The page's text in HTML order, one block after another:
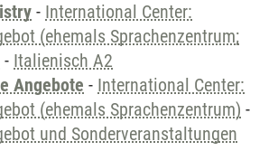
- International Center:
(ehemals Sprachenzentrum;
- Italienisch A2
Angebote - International Center:
(ehemals Sprachenzentrum) -
und Sonderveranstaltungen